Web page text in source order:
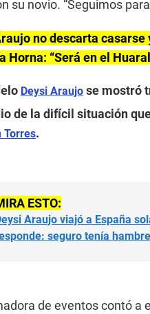
su novio. “Seguimos
no descarta casarse
Horna: “Será en el
Deysi Araujo se mostró
de la difícil situación
Torres.
ESTO:
Araujo viajó a España
seguro tenía
de eventos contó a